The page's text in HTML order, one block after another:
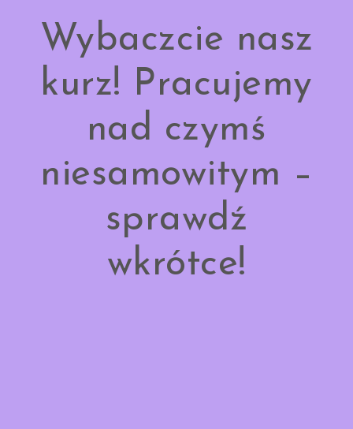
Wybaczcie nasz
kurz! Pracujemy
nad czymś
niesamowitym –
sprawdź
wkrótce!